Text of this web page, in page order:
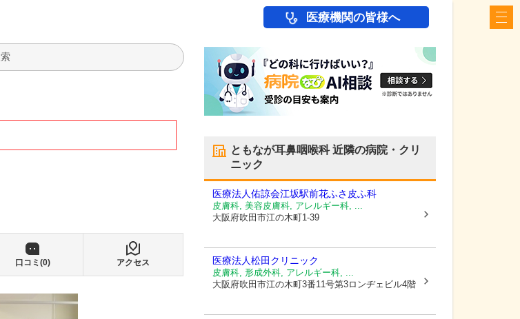
医療機関の皆様へ
口コミ(0) アクセス
ともなが耳鼻咽喉科近隣の病院・クリ
ニック
医療法人佑諒会江坂駅前花ふさ皮ふ科
皮膚科, 美容皮膚科, アレルギー科, ...
大阪府吹田市江の木町1-39
医療法人松田クリニック
皮膚科, 形成外科, アレルギー科, ...
大阪府吹田市江の木町3番11号第3ロンヂェビル4階